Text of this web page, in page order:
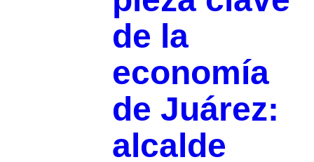
de la
economía
de Juárez:
alcalde